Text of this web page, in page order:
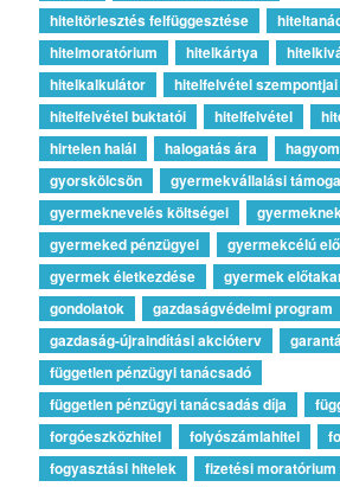
hiteltörlesztés felfüggesztése
hitelmoratórium
hitelkártya
hitelkalkulátor
hitelfelvétel szempontjai
hitelfelvétel buktatói
hitelfelvétel
hirtelen halál
halogatás ára
gyorskölcsön
gyermekvállalási
gyermeknevelés költségei
gyermeked pénzügyei
gyermekcélú
gyermek életkezdése
gyermek
gondolatok
gazdaságvédelmi program
gazdaság-újraindítási akcióterv
független pénzügyi tanácsadó
független pénzügyi tanácsadás díja
forgóeszközhitel
folyószámlahitel
fogyasztási hitelek
fizetési moratórium